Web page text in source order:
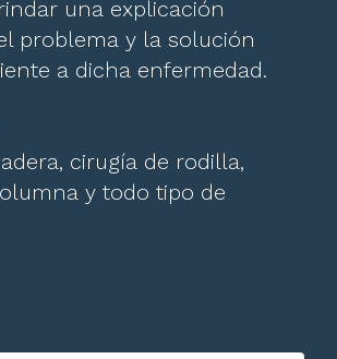
una explicación
problema y la solución
a dicha enfermedad.
cirugía de rodilla,
y todo tipo de